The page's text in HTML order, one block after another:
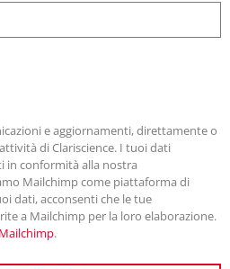
e aggiornamenti, direttamente o
di Clariscience. I tuoi dati
in conformità alla nostra
Mailchimp come piattaforma di
dati, acconsenti che le tue
a Mailchimp per la loro elaborazione.
.